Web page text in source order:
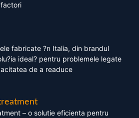
fabricate ?n Italia, din brandul
ideal? pentru problemele legate
de a readuce
– o solutie eficienta pentru